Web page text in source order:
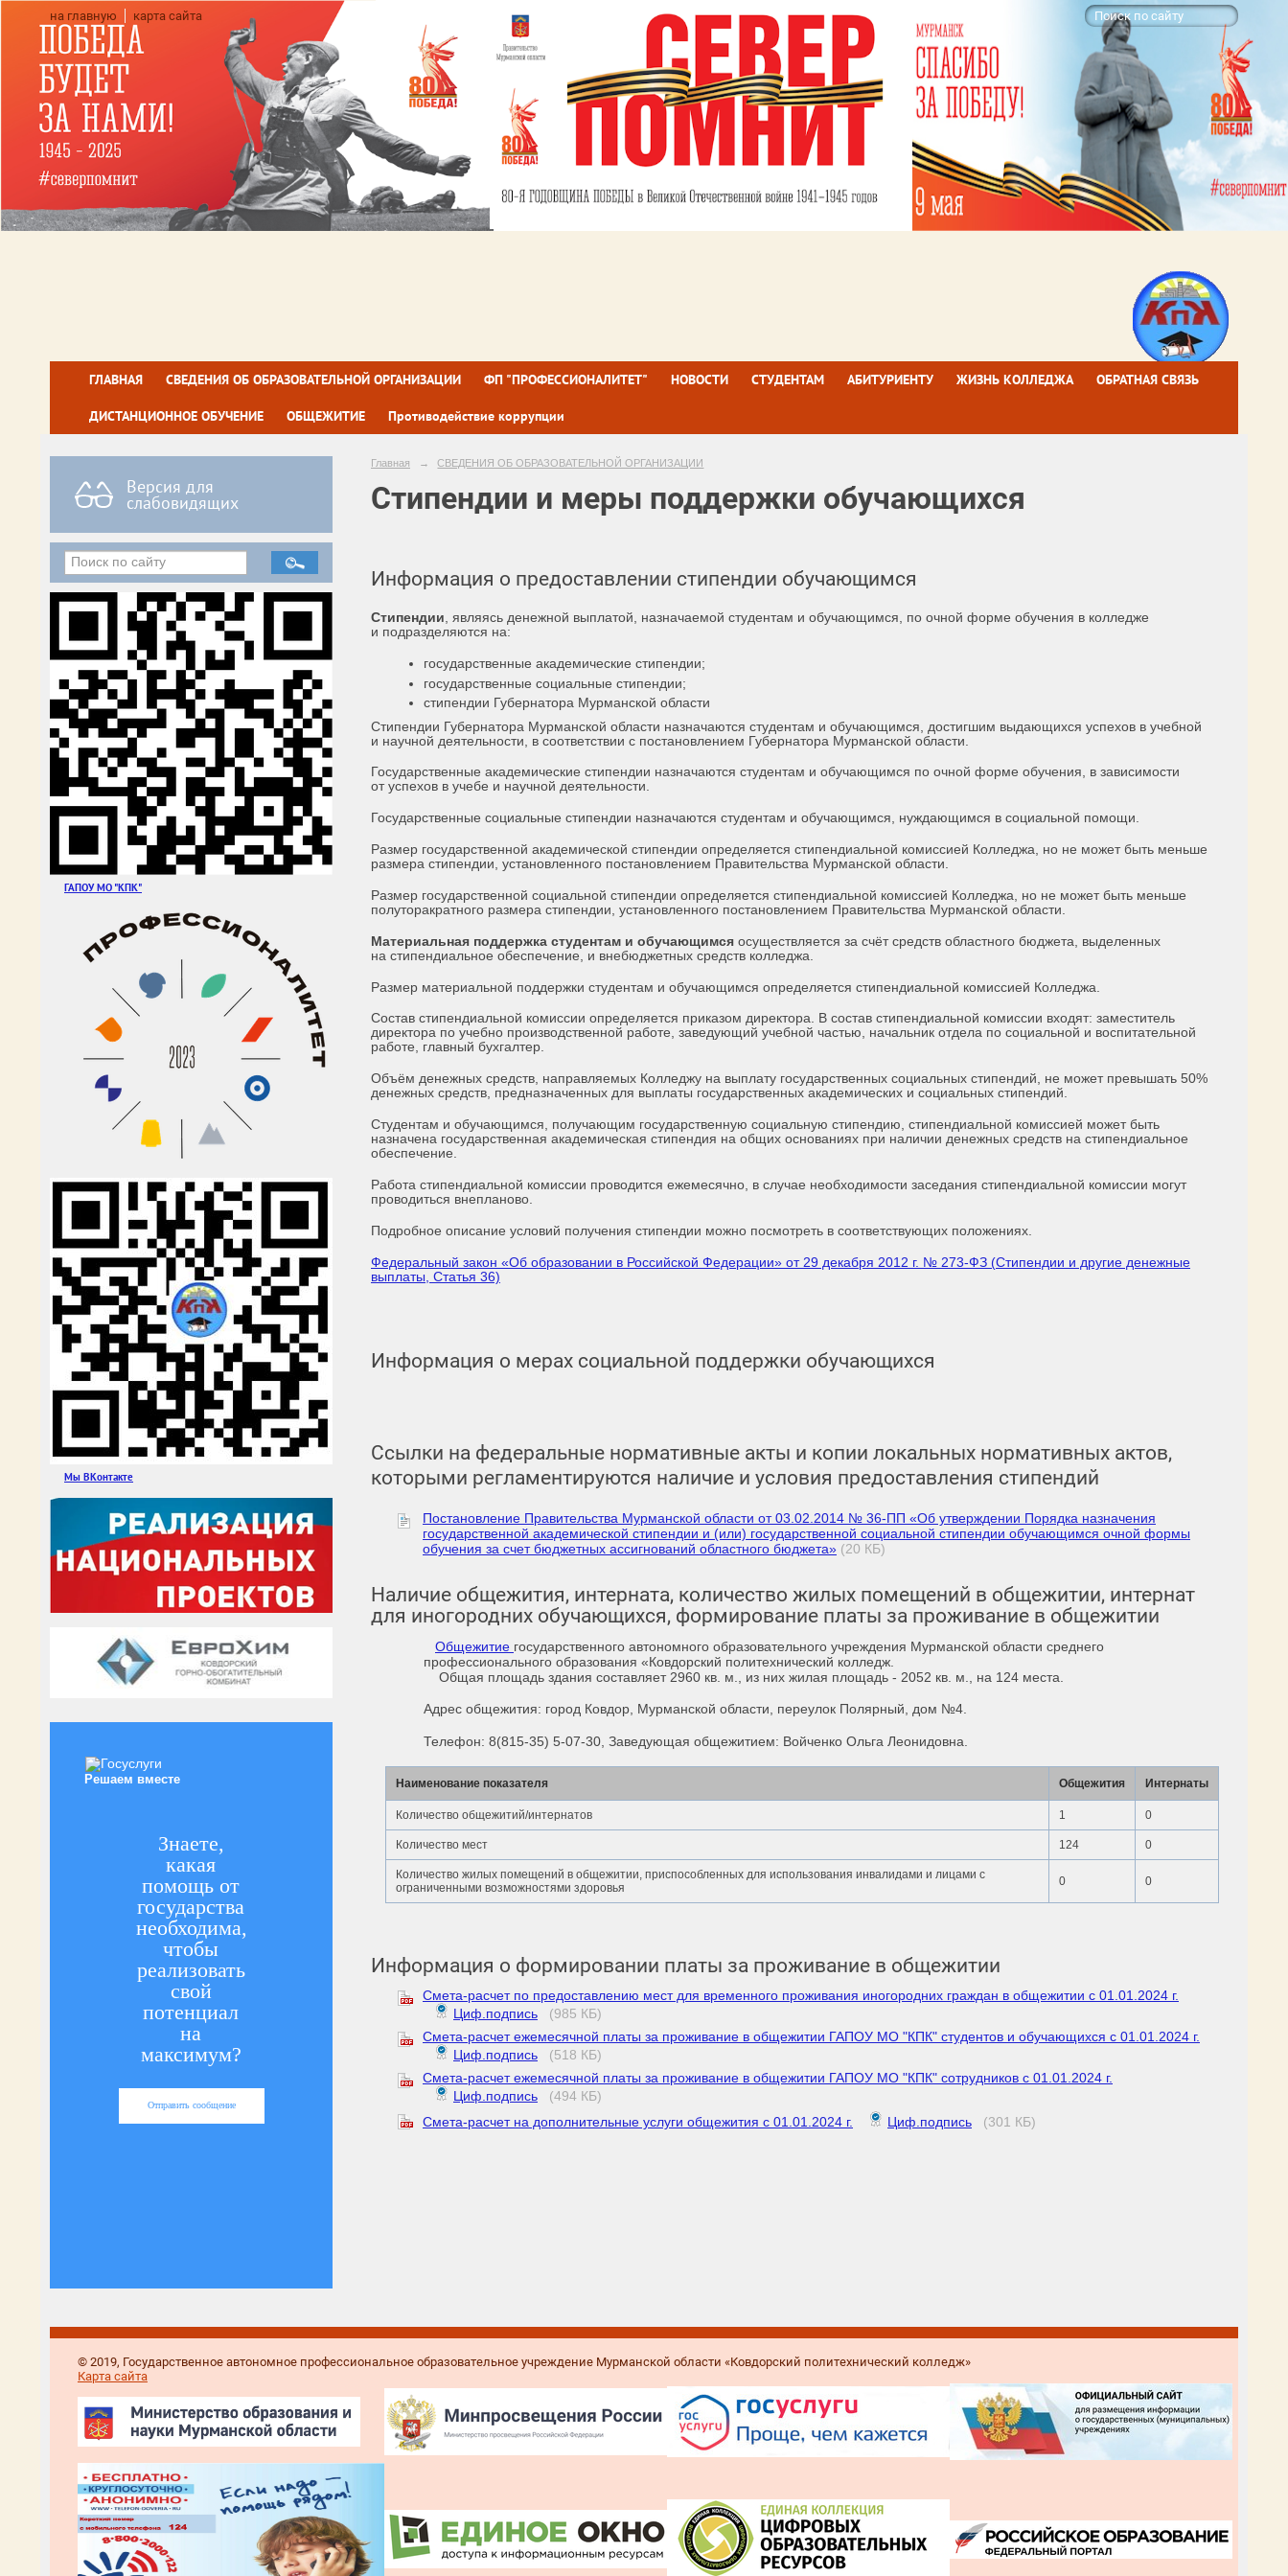
на главную карта сайта
ГЛАВНАЯ СВЕДЕНИЯ ОБ ОБРАЗОВАТЕЛЬНОЙ ОРГАНИЗАЦИИ ФП "ПРОФЕССИОНАЛИТЕТ" НОВОСТИ СТУДЕНТАМ АБИТУРИЕНТУ ЖИЗНЬ КОЛЛЕДЖА ОБРАТНАЯ СВЯЗЬ
ДИСТАНЦИОННОЕ ОБУЧЕНИЕ ОБЩЕЖИТИЕ Противодействие коррупции
Версия для
слабовидящих
ГАПОУ МО "КПК"
Мы ВКонтакте
Решаем вместе
Знаете,
какая
помощь от
государства
необходима,
чтобы
реализовать
свой
потенциал
на
максимум?
Отправить сообщение
Главная → СВЕДЕНИЯ ОБ ОБРАЗОВАТЕЛЬНОЙ ОРГАНИЗАЦИИ
Стипендии и меры поддержки обучающихся
Информация о предоставлении стипендии обучающимся
Стипендии, являясь денежной выплатой, назначаемой студентам и обучающимся, по очной форме обучения в колледже
и подразделяются на:
государственные академические стипендии;
государственные социальные стипендии;
стипендии Губернатора Мурманской области
Стипендии Губернатора Мурманской области назначаются студентам и обучающимся, достигшим выдающихся успехов в учебной
и научной деятельности, в соответствии с постановлением Губернатора Мурманской области.
Государственные академические стипендии назначаются студентам и обучающимся по очной форме обучения, в зависимости
от успехов в учебе и научной деятельности.
Государственные социальные стипендии назначаются студентам и обучающимся, нуждающимся в социальной помощи.
Размер государственной академической стипендии определяется стипендиальной комиссией Колледжа, но не может быть меньше
размера стипендии, установленного постановлением Правительства Мурманской области.
Размер государственной социальной стипендии определяется стипендиальной комиссией Колледжа, но не может быть меньше
полуторакратного размера стипендии, установленного постановлением Правительства Мурманской области.
Материальная поддержка студентам и обучающимся осуществляется за счёт средств областного бюджета, выделенных
на стипендиальное обеспечение, и внебюджетных средств колледжа.
Размер материальной поддержки студентам и обучающимся определяется стипендиальной комиссией Колледжа.
Состав стипендиальной комиссии определяется приказом директора. В состав стипендиальной комиссии входят: заместитель
директора по учебно производственной работе, заведующий учебной частью, начальник отдела по социальной и воспитательной
работе, главный бухгалтер.
Объём денежных средств, направляемых Колледжу на выплату государственных социальных стипендий, не может превышать 50%
денежных средств, предназначенных для выплаты государственных академических и социальных стипендий.
Студентам и обучающимся, получающим государственную социальную стипендию, стипендиальной комиссией может быть
назначена государственная академическая стипендия на общих основаниях при наличии денежных средств на стипендиальное
обеспечение.
Работа стипендиальной комиссии проводится ежемесячно, в случае необходимости заседания стипендиальной комиссии могут
проводиться внепланово.
Подробное описание условий получения стипендии можно посмотреть в соответствующих положениях.
Федеральный закон «Об образовании в Российской Федерации» от 29 декабря 2012 г. № 273-ФЗ (Стипендии и другие денежные
выплаты, Статья 36)
Информация о мерах социальной поддержки обучающихся
Ссылки на федеральные нормативные акты и копии локальных нормативных актов,
которыми регламентируются наличие и условия предоставления стипендий
Постановление Правительства Мурманской области от 03.02.2014 № 36-ПП «Об утверждении Порядка назначения
государственной академической стипендии и (или) государственной социальной стипендии обучающимся очной формы
обучения за счет бюджетных ассигнований областного бюджета» (20 КБ)
Наличие общежития, интерната, количество жилых помещений в общежитии, интернат
для иногородних обучающихся, формирование платы за проживание в общежитии
Общежитие государственного автономного образовательного учреждения Мурманской области среднего
профессионального образования «Ковдорский политехнический колледж.
Общая площадь здания составляет 2960 кв. м., из них жилая площадь - 2052 кв. м., на 124 места.
Адрес общежития: город Ковдор, Мурманской области, переулок Полярный, дом №4.
Телефон: 8(815-35) 5-07-30, Заведующая общежитием: Войченко Ольга Леонидовна.
Наименование показателя Общежития Интернаты
Количество общежитий/интернатов 1 0
Количество мест 124 0
Количество жилых помещений в общежитии, приспособленных для использования инвалидами и лицами с
ограниченными возможностями здоровья
0 0
Информация о формировании платы за проживание в общежитии
Смета-расчет по предоставлению мест для временного проживания иногородних граждан в общежитии с 01.01.2024 г.
Циф.подпись
(985 КБ)
Смета-расчет ежемесячной платы за проживание в общежитии ГАПОУ МО "КПК" студентов и обучающихся с 01.01.2024 г.
Циф.подпись
(518 КБ)
Смета-расчет ежемесячной платы за проживание в общежитии ГАПОУ МО "КПК" сотрудников с 01.01.2024 г.
Циф.подпись
(494 КБ)
Смета-расчет на дополнительные услуги общежития с 01.01.2024 г.
Циф.подпись (301 КБ)
© 2019, Государственное автономное профессиональное образовательное учреждение Мурманской области «Ковдорский политехнический колледж»
Карта сайта